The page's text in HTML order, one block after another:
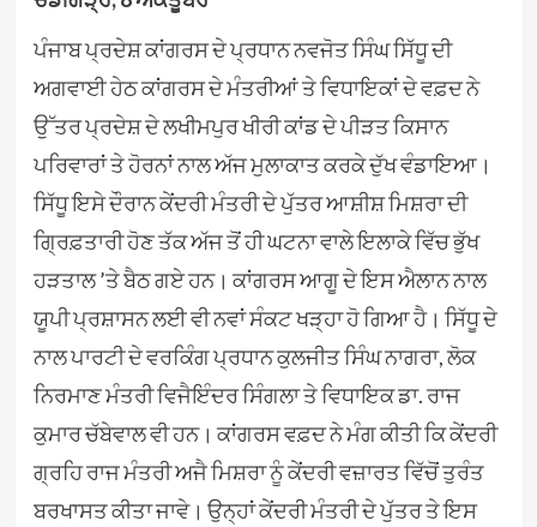
ਪੰਜਾਬ ਪ੍ਰਦੇਸ਼ ਕਾਂਗਰਸ ਦੇ ਪ੍ਰਧਾਨ ਨਵਜੋਤ ਸਿੰਘ ਸਿੱਧੂ ਦੀ
ਅਗਵਾਈ ਹੇਠ ਕਾਂਗਰਸ ਦੇ ਮੰਤਰੀਆਂ ਤੇ ਵਿਧਾਇਕਾਂ ਦੇ ਵਫ਼ਦ ਨੇ
ਉੱਤਰ ਪ੍ਰਦੇਸ਼ ਦੇ ਲਖੀਮਪੁਰ ਖੀਰੀ ਕਾਂਡ ਦੇ ਪੀੜਤ ਕਿਸਾਨ
ਪਰਿਵਾਰਾਂ ਤੇ ਹੋਰਨਾਂ ਨਾਲ ਅੱਜ ਮੁਲਾਕਾਤ ਕਰਕੇ ਦੁੱਖ ਵੰਡਾਇਆ।
ਸਿੱਧੂ ਇਸੇ ਦੌਰਾਨ ਕੇਂਦਰੀ ਮੰਤਰੀ ਦੇ ਪੁੱਤਰ ਆਸ਼ੀਸ਼ ਮਿਸ਼ਰਾ ਦੀ
ਗ੍ਰਿਫ਼ਤਾਰੀ ਹੋਣ ਤੱਕ ਅੱਜ ਤੋਂ ਹੀ ਘਟਨਾ ਵਾਲੇ ਇਲਾਕੇ ਵਿੱਚ ਭੁੱਖ
ਹੜਤਾਲ ’ਤੇ ਬੈਠ ਗਏ ਹਨ। ਕਾਂਗਰਸ ਆਗੂ ਦੇ ਇਸ ਐਲਾਨ ਨਾਲ
ਯੂਪੀ ਪ੍ਰਸ਼ਾਸਨ ਲਈ ਵੀ ਨਵਾਂ ਸੰਕਟ ਖੜ੍ਹਾ ਹੋ ਗਿਆ ਹੈ। ਸਿੱਧੂ ਦੇ
ਨਾਲ ਪਾਰਟੀ ਦੇ ਵਰਕਿੰਗ ਪ੍ਰਧਾਨ ਕੁਲਜੀਤ ਸਿੰਘ ਨਾਗਰਾ, ਲੋਕ
ਨਿਰਮਾਣ ਮੰਤਰੀ ਵਿਜੈਇੰਦਰ ਸਿੰਗਲਾ ਤੇ ਵਿਧਾਇਕ ਡਾ. ਰਾਜ
ਕੁਮਾਰ ਚੱਬੇਵਾਲ ਵੀ ਹਨ। ਕਾਂਗਰਸ ਵਫ਼ਦ ਨੇ ਮੰਗ ਕੀਤੀ ਕਿ ਕੇਂਦਰੀ
ਗ੍ਰਹਿ ਰਾਜ ਮੰਤਰੀ ਅਜੈ ਮਿਸ਼ਰਾ ਨੂੰ ਕੇਂਦਰੀ ਵਜ਼ਾਰਤ ਵਿੱਚੋਂ ਤੁਰੰਤ
ਬਰਖਾਸਤ ਕੀਤਾ ਜਾਵੇ। ਉਨ੍ਹਾਂ ਕੇਂਦਰੀ ਮੰਤਰੀ ਦੇ ਪੁੱਤਰ ਤੇ ਇਸ